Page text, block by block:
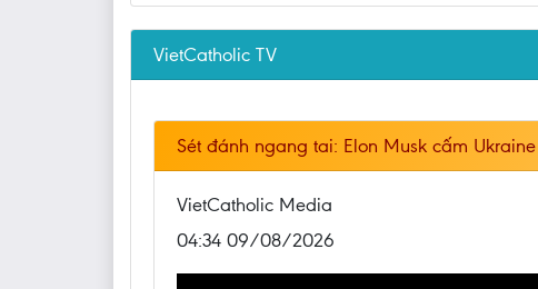
VietCatholic TV
Sét đánh ngang tai: Elon Musk cấm
VietCatholic Media
04:34 09/08/2026